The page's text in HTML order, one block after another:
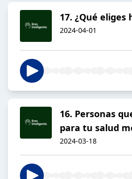
17. ¿Qué eliges
2024-04-01
16. Personas
para tu salud
2024-03-18